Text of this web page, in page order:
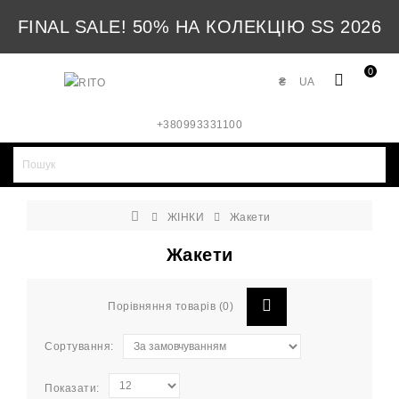
FINAL SALE! 50% НА КОЛЕКЦІЮ SS 2026
0
UA
₴
+380993331100
ЖІНКИ Жакети
Жакети
Порівняння товарів (0)
Сортування:
Показати: